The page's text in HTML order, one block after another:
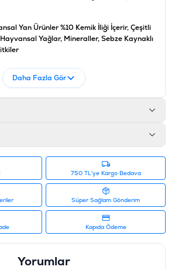
Yan Ürünler %10 Kemik İliği İçerir, Çeşitli
Yağlar, Mineraller, Sebze Kaynaklı
%13.8, İnorganik Madde %8.6, Ham
:
9003579302552
Daha Fazla Gör
750 TL'ye Kargo Bedava
Süper Sağlam Gönderim
Kapıda Ödeme
Yorumlar